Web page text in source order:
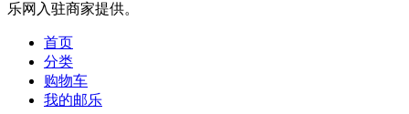
乐网入驻商家提供。
首页
分类
购物车
我的邮乐